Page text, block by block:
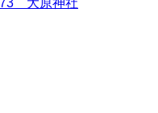
73 大原神社